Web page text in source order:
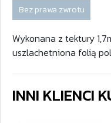
Bez prawa zwrotu
Wykonana z tektury
uszlachetniona folią
INNI KLIENCI